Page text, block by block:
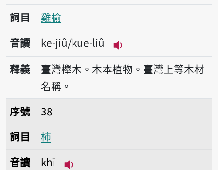
詞目
雞榆
音讀
ke-jiû/kue-liû
播放音讀ke-jiû/kue-liû
釋義
臺灣櫸木。木本植物。臺灣上等木材
名稱。
序號38柿
序號
38
詞目
柿
音讀
khī